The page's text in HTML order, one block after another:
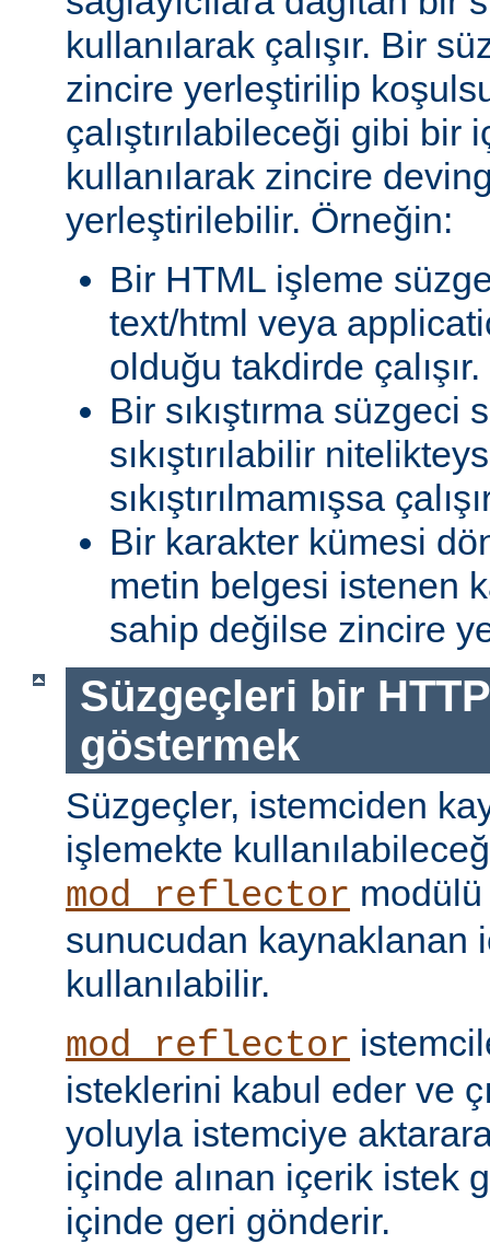
kullanılarak çalışır. Bir
zincire yerleştirilip
çalıştırılabileceği gibi bir
kullanılarak zincire
yerleştirilebilir. Örneğin:
Bir HTML işleme
text/html veya
olduğu takdirde çalışır.
Bir sıkıştırma süzgeci
sıkıştırılabilir
sıkıştırılmamışsa
Bir karakter kümesi
metin belgesi istenen
sahip değilse zincire
Süzgeçleri bir
göstermek
Süzgeçler, istemciden
işlemekte
mod_reflector modülü
sunucudan kaynaklanan
kullanılabilir.
mod_reflector
isteklerini kabul eder ve
yoluyla istemciye
içinde alınan içerik istek
içinde geri gönderir.